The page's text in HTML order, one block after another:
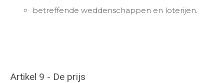
betreffende weddenschappen en loterijen.
Artikel 9 - De prijs